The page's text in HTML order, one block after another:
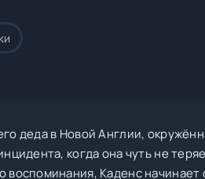
деда в Новой Англии,
когда она чуть не
воспоминания, Каденс начинает